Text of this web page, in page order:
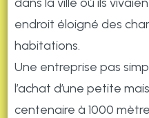
endroit éloigné des
habitations.
Une entreprise pas
l’achat d’une petite
centenaire à 1000